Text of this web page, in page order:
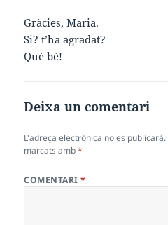
Gràcies, Maria.
Si? t’ha agradat?
Què bé!
Deixa un comentari
L'adreça electrònica no es publicarà.
marcats amb*
COMENTARI*